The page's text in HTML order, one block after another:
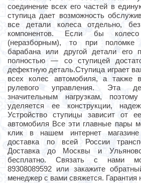
соединение всех его частей в
ступица дает возможность
все детали колеса отдельно,
компонентов. Если бы
(неразборным), то при поломке
барабана или другой детали его
полностью — со ступицей
дефектную деталь.Ступица играет
всех колес автомобиля, а также
рулевого управления. Эта
значительным нагрузкам,
уделяется ее конструкции,
Устройство ступицы зависит от
автомобиля Все эти главные пары
клик в нашем интернет
доставка по всей России
Доставка до Москвы и
бесплатно. Связать с нами
89308089592 или закажите
менеджер с вами свяжется. Гарантия